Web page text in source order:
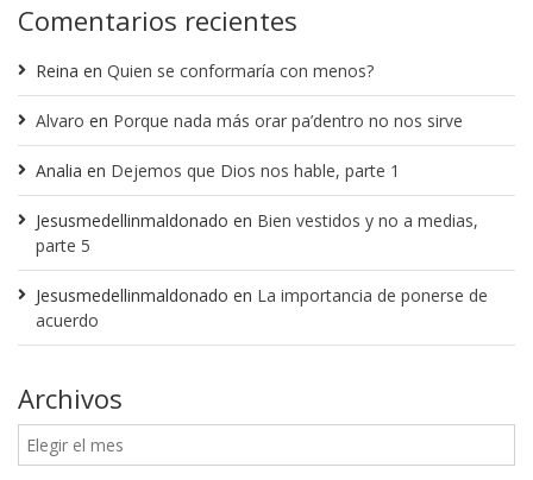
Comentarios recientes
Reina en Quien se conformaría con menos?
Alvaro en Porque nada más orar pa’dentro no nos sirve
Analia en Dejemos que Dios nos hable, parte 1
Jesusmedellinmaldonado en Bien vestidos y no a medias,
parte 5
Jesusmedellinmaldonado en La importancia de ponerse de
acuerdo
Archivos